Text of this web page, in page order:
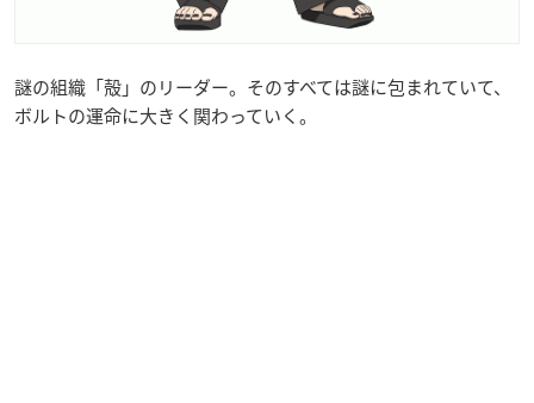
謎の組織「殻」のリーダー。そのすべては謎に包まれていて、
ボルトの運命に大きく関わっていく。